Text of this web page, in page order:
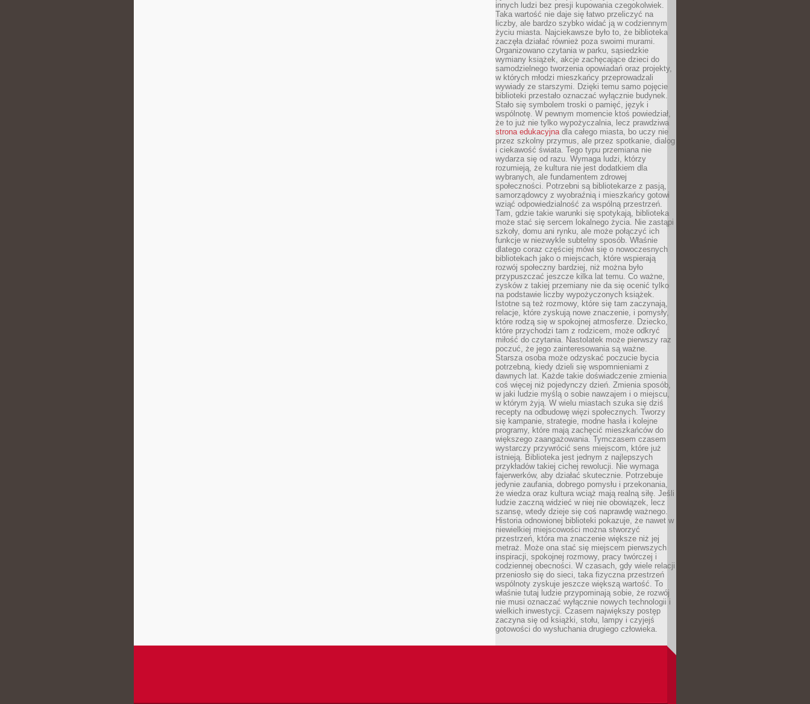
innych ludzi bez presji kupowania czegokolwiek.
Taka wartość nie daje się łatwo przeliczyć na
liczby, ale bardzo szybko widać ją w codziennym
życiu miasta. Najciekawsze było to, że biblioteka
zaczęła działać również poza swoimi murami.
Organizowano czytania w parku, sąsiedzkie
wymiany książek, akcje zachęcające dzieci do
samodzielnego tworzenia opowiadań oraz projekty,
w których młodzi mieszkańcy przeprowadzali
wywiady ze starszymi. Dzięki temu samo pojęcie
biblioteki przestało oznaczać wyłącznie budynek.
Stało się symbolem troski o pamięć, język i
wspólnotę. W pewnym momencie ktoś powiedział,
że to już nie tylko wypożyczalnia, lecz prawdziwa
strona edukacyjnadla całego miasta, bo uczy nie
przez szkolny przymus, ale przez spotkanie, dialog
i ciekawość świata. Tego typu przemiana nie
wydarza się od razu. Wymaga ludzi, którzy
rozumieją, że kultura nie jest dodatkiem dla
wybranych, ale fundamentem zdrowej
społeczności. Potrzebni są bibliotekarze z pasją,
samorządowcy z wyobraźnią i mieszkańcy gotowi
wziąć odpowiedzialność za wspólną przestrzeń.
Tam, gdzie takie warunki się spotykają, biblioteka
może stać się sercem lokalnego życia. Nie zastąpi
szkoły, domu ani rynku, ale może połączyć ich
funkcje w niezwykle subtelny sposób. Właśnie
dlatego coraz częściej mówi się o nowoczesnych
bibliotekach jako o miejscach, które wspierają
rozwój społeczny bardziej, niż można było
przypuszczać jeszcze kilka lat temu. Co ważne,
zysków z takiej przemiany nie da się ocenić tylko
na podstawie liczby wypożyczonych książek.
Istotne są też rozmowy, które się tam zaczynają,
relacje, które zyskują nowe znaczenie, i pomysły,
które rodzą się w spokojnej atmosferze. Dziecko,
które przychodzi tam z rodzicem, może odkryć
miłość do czytania. Nastolatek może pierwszy raz
poczuć, że jego zainteresowania są ważne.
Starsza osoba może odzyskać poczucie bycia
potrzebną, kiedy dzieli się wspomnieniami z
dawnych lat. Każde takie doświadczenie zmienia
coś więcej niż pojedynczy dzień. Zmienia sposób,
w jaki ludzie myślą o sobie nawzajem i o miejscu,
w którym żyją. W wielu miastach szuka się dziś
recepty na odbudowę więzi społecznych. Tworzy
się kampanie, strategie, modne hasła i kolejne
programy, które mają zachęcić mieszkańców do
większego zaangażowania. Tymczasem czasem
wystarczy przywrócić sens miejscom, które już
istnieją. Biblioteka jest jednym z najlepszych
przykładów takiej cichej rewolucji. Nie wymaga
fajerwerków, aby działać skutecznie. Potrzebuje
jedynie zaufania, dobrego pomysłu i przekonania,
że wiedza oraz kultura wciąż mają realną siłę. Jeśli
ludzie zaczną widzieć w niej nie obowiązek, lecz
szansę, wtedy dzieje się coś naprawdę ważnego.
Historia odnowionej biblioteki pokazuje, że nawet w
niewielkiej miejscowości można stworzyć
przestrzeń, która ma znaczenie większe niż jej
metraż. Może ona stać się miejscem pierwszych
inspiracji, spokojnej rozmowy, pracy twórczej i
codziennej obecności. W czasach, gdy wiele relacji
przeniosło się do sieci, taka fizyczna przestrzeń
wspólnoty zyskuje jeszcze większą wartość. To
właśnie tutaj ludzie przypominają sobie, że rozwój
nie musi oznaczać wyłącznie nowych technologii i
wielkich inwestycji. Czasem największy postęp
zaczyna się od książki, stołu, lampy i czyjejś
gotowości do wysłuchania drugiego człowieka.